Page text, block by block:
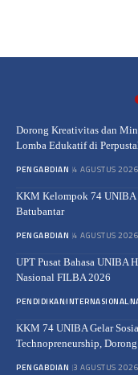
Dorong Kreativitas dan
Lomba Edukatif di
PENGABDIAN 4 AGUSTUS 2026
KKM Kelompok 74 UNIBA
Batubantar
PENGABDIAN 4 AGUSTUS 2026
UPT Pusat Bahasa UNIBA
Nasional FILBA 2026
PENDIDIKANINTERNASIONAL
KKM 74 UNIBA Gelar
Technopreneurship,
PENGABDIAN 3 AGUSTUS 2026